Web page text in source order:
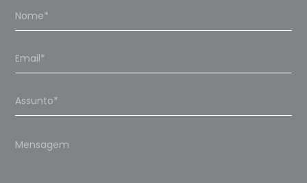
Please